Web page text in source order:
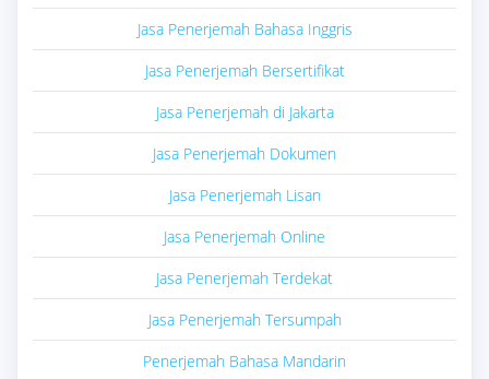
Jasa Penerjemah Bahasa Inggris
Jasa Penerjemah Bersertifikat
Jasa Penerjemah di Jakarta
Jasa Penerjemah Dokumen
Jasa Penerjemah Lisan
Jasa Penerjemah Online
Jasa Penerjemah Terdekat
Jasa Penerjemah Tersumpah
Penerjemah Bahasa Mandarin